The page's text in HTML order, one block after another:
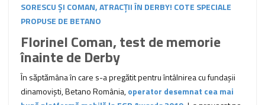
SORESCU ȘI COMAN, ATRACȚII ÎN DERBY! COTE SPECIALE
PROPUSE DE BETANO
Florinel Coman, test de memorie
înainte de Derby
În săptămâna în care s-a pregătit pentru întâlnirea cu fundașii
dinamoviști, Betano România,operator desemnat cea mai